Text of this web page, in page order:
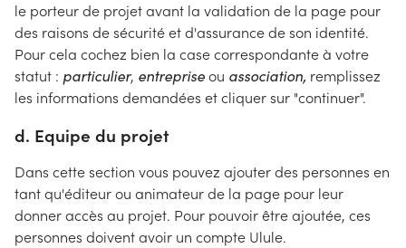
le porteur de projet avant la validation de la page pour
des raisons de sécurité et d'assurance de son identité.
Pour cela cochez bien la case correspondante à votre
statut : particulier, entrepriseou association, remplissez
les informations demandées et cliquer sur "continuer".
d. Equipe du projet
Dans cette section vous pouvez ajouter des personnes en
tant qu'éditeur ou animateur de la page pour leur
donner accès au projet. Pour pouvoir être ajoutée, ces
personnes doivent avoir un compte Ulule.